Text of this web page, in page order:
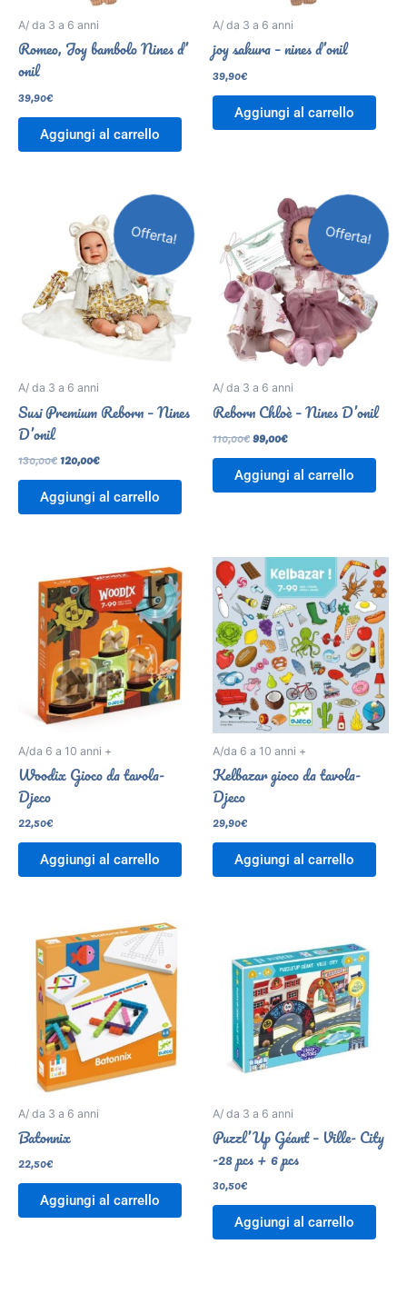
A/ da 3 a 6 anni
Romeo, Joy bambolo Nines d’
onil
39,90€
Aggiungi al carrello
A/ da 3 a 6 anni
joy sakura – nines d’onil
39,90€
Aggiungi al carrello
Offerta!
A/ da 3 a 6 anni
Susi Premium Reborn – Nines
D’onil
130,00€
prezzo
originale
era:
130,00€.
120,00€
prezzo
attuale
è:
120,00€.
Aggiungi al carrello
Offerta!
A/ da 3 a 6 anni
Reborn Chloè – Nines D’onil
110,00€
prezzo
originale
era:
110,00€.
99,00€
Il
prezzo
attuale
è:
99,00€.
Aggiungi al carrello
A/da 6 a 10 anni +
Woodix Gioco da tavola-
Djeco
22,50€
Aggiungi al carrello
A/da 6 a 10 anni +
Kelbazar gioco da tavola-
Djeco
29,90€
Aggiungi al carrello
A/ da 3 a 6 anni
Batonnix
22,50€
Aggiungi al carrello
A/ da 3 a 6 anni
Puzzl’Up Géant – Ville- City
-28 pcs + 6 pcs
30,50€
Aggiungi al carrello